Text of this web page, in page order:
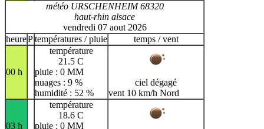
météo URSCHENHEIM 68320
haut-rhin alsace
vendredi 07 aout 2026
heurePtempératures / pluie temps / vent
00 h
température
21.5 C
pluie : 0 MM
nuages : 9 %
humidité : 52 %
ciel dégagé
vent 10 km/h Nord
03 h
température
18.6 C
pluie : 0 MM